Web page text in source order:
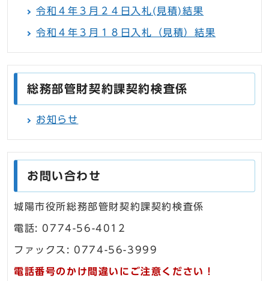
令和４年３月２４日入札(見積)結果
令和４年３月１８日入札（見積）結果
総務部管財契約課契約検査係
お知らせ
お問い合わせ
城陽市役所総務部管財契約課契約検査係
電話: 0774-56-4012
ファックス: 0774-56-3999
電話番号のかけ間違いにご注意ください！